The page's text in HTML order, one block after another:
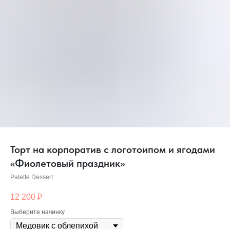
Торт на корпоратив с логотоипом и ягодами
«Фиолетовый праздник»
Palette Dessert
12 200 ₽
Выберите начинку